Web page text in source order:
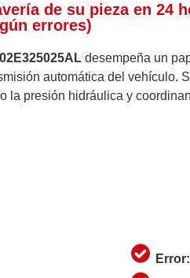
de su pieza en 24
errores)
02E325025AL desempeña un
automática del vehículo.
la presión hidráulica y